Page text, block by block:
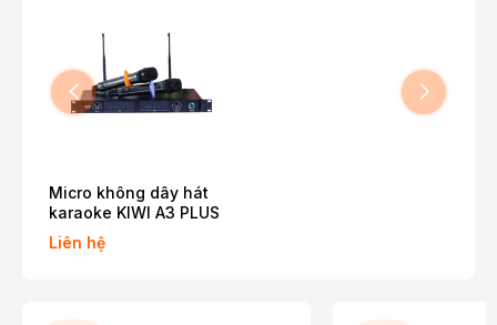
Micro không dây hát
karaoke KIWI A3 PLUS
Liên hệ